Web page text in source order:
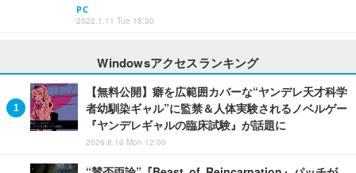
PC
2022.1.11 Tue 18:30
Windowsアクセスランキング
【無料公開】癖を広範囲カバーな“ヤンデレ天才科学
者幼馴染ギャル”に監禁＆人体実験されるノベルゲー
『ヤンデレギャルの臨床試験』が話題に
2026.8.10 Mon 12:00